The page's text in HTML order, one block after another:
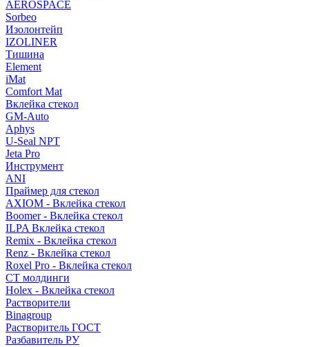
AEROSPACE
Sorbeo
Изолонтейп
IZOLINER
Тишина
Element
iMat
Comfort Mat
Вклейка стекол
GM-Auto
Aphys
U-Seal NPT
Jeta Pro
Инструмент
ANI
Праймер для стекол
AXIOM - Вклейка стекол
Boomer - Вклейка стекол
ILPA Вклейка стекол
Remix - Вклейка стекол
Renz - Вклейка стекол
Roxel Pro - Вклейка стекол
СТ молдинги
Holex - Вклейка стекол
Растворители
Binagroup
Растворитель ГОСТ
Разбавитель РУ